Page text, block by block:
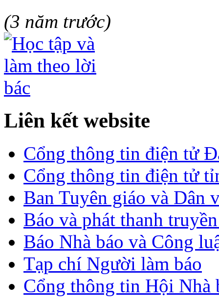
(3 năm trước)
Liên kết website
Cổng thông tin điện tử
Cổng thông tin điện tử
Ban Tuyên giáo và Dân
Báo và phát thanh
Báo Nhà báo và Công
Tạp chí Người làm báo
Cổng thông tin Hội Nhà